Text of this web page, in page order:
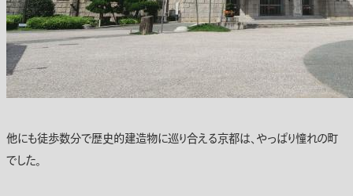
他にも徒歩数分で歴史的建造物に巡り合える京都は、やっぱり憧れの町
でした。